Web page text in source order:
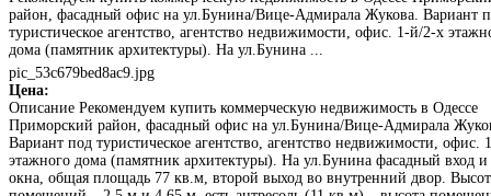
район, фасадный офис на ул.Бунина/Вице-Адмирала Жукова. Вариант
туристическое агентство, агентство недвижимости, офис. 1-й/2-х
дома (памятник архитектуры). На ул.Бунина ...
pic_53c679bed8ac9.jpg
Цена:
Описание Рекомендуем купить коммерческую недвижимость в Одессе
Приморский район, фасадный офис на ул.Бунина/Вице-Адмирала
Вариант под туристическое агентство, агентство недвижимости, офис.
этажного дома (памятник архитектуры). На ул.Бунина фасадный вход и
окна, общая площадь 77 кв.м, второй выход во внутренний двор.